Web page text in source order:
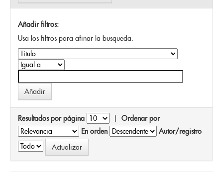
Añadir filtros:
Usa los filtros para afinar la busqueda.
Resultados por página | Ordenar por
En orden
Autor/registro